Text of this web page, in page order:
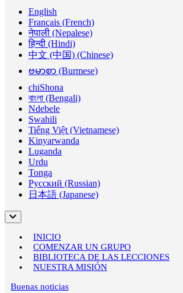
English
Français (French)
नेपाली (Nepalese)
हिन्दी (Hindi)
中文 (中国) (Chinese)
ဗမာစာ (Burmese)
chiShona
বাংলা (Bengali)
Ndebele
Swahili
Tiếng Việt (Vietnamese)
Kinyarwanda
Luganda
Urdu
Tonga
Русский (Russian)
日本語 (Japanese)
INICIO
COMENZAR UN GRUPO
BIBLIOTECA DE LAS LECCIONES
NUESTRA MISIÓN
Buenas noticias